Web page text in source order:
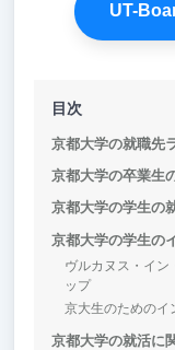
UT-
目次
京都大学の就職先
京都大学の卒業生
京都大学の学生の
京都大学の学生の
ヴルカヌス・イン
ップ
京大生のためのイ
京都大学の就活に